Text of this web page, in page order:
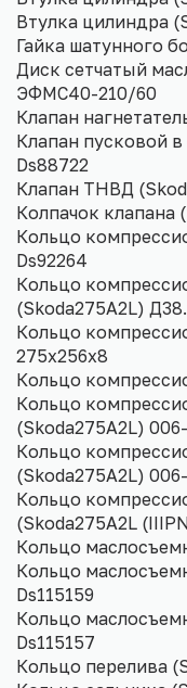
Втулка цилиндра
Гайка шатунного
Диск сетчатый
ЭФМС40-210/60
Клапан
Клапан пусковой
Ds88722
Клапан ТНВД
Колпачок клапана
Кольцо
Ds92264
Кольцо
(Skoda275A2L)
Кольцо
275х256х8
Кольцо
Кольцо
(Skoda275A2L)
Кольцо
(Skoda275A2L)
Кольцо
(Skoda275A2L
Кольцо
Кольцо
Ds115159
Кольцо
Ds115157
Кольцо перелива